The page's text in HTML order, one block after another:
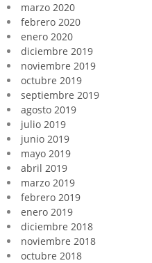
marzo 2020
febrero 2020
enero 2020
diciembre 2019
noviembre 2019
octubre 2019
septiembre 2019
agosto 2019
julio 2019
junio 2019
mayo 2019
abril 2019
marzo 2019
febrero 2019
enero 2019
diciembre 2018
noviembre 2018
octubre 2018